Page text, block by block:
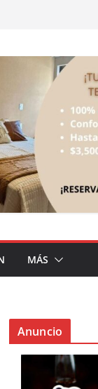
MÁS
Anuncio